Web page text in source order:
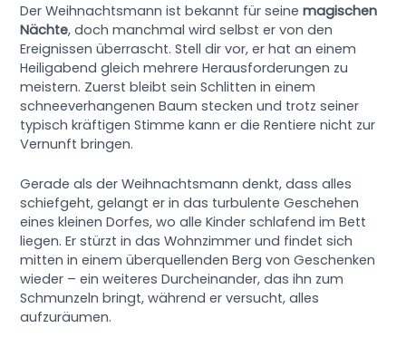
Der Weihnachtsmann ist bekannt für seinemagischen
Nächte, doch manchmal wird selbst er von den
Ereignissen überrascht. Stell dir vor, er hat an einem
Heiligabend gleich mehrere Herausforderungen zu
meistern. Zuerst bleibt sein Schlitten in einem
schneeverhangenen Baum stecken und trotz seiner
typisch kräftigen Stimme kann er die Rentiere nicht zur
Vernunft bringen.
Gerade als der Weihnachtsmann denkt, dass alles
schiefgeht, gelangt er in das turbulente Geschehen
eines kleinen Dorfes, wo alle Kinder schlafend im Bett
liegen. Er stürzt in das Wohnzimmer und findet sich
mitten in einem überquellenden Berg von Geschenken
wieder – ein weiteres Durcheinander, das ihn zum
Schmunzeln bringt, während er versucht, alles
aufzuräumen.